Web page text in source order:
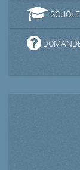
SCUOLE